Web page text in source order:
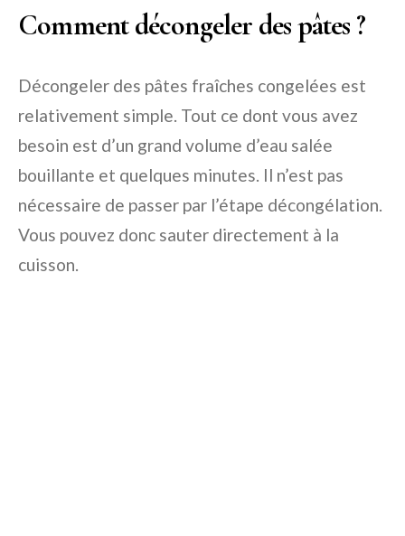
Comment décongeler des pâtes ?
Décongeler des pâtes fraîches congelées est
relativement simple. Tout ce dont vous avez
besoin est d’un grand volume d’eau salée
bouillante et quelques minutes. Il n’est pas
nécessaire de passer par l’étape décongélation.
Vous pouvez donc sauter directement à la
cuisson.